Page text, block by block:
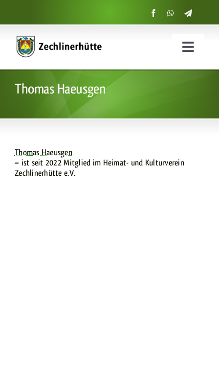
springen
Menü
Thomas Haeusgen
Thomas Haeusgen
– ist seit 2022 Mitglied im Heimat- und Kulturverein
Zechlinerhütte e.V.